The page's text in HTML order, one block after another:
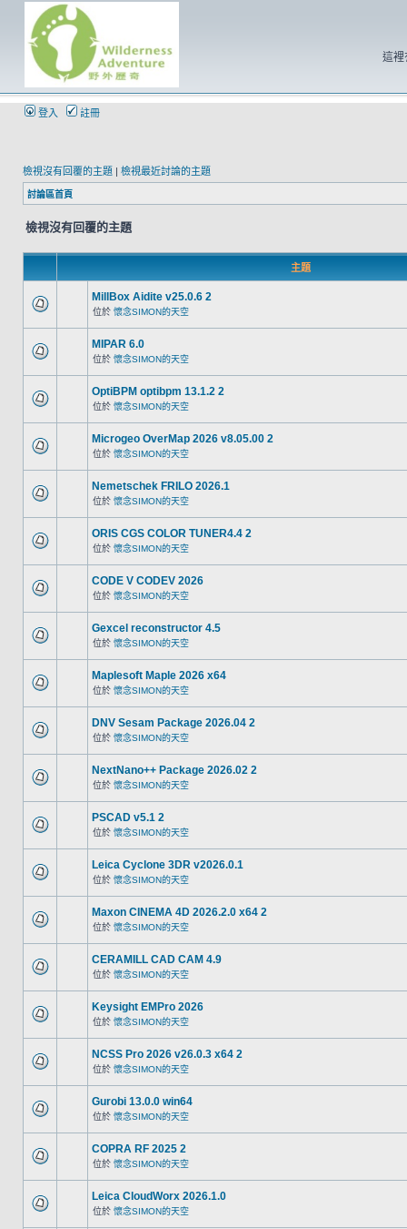
這裡
登入 註冊
檢視沒有回覆的主題 | 檢視最近討論的主題
討論區首頁
檢視沒有回覆的主題
主題
MillBox Aidite v25.0.6 2
位於 懷念SIMON的天空
MIPAR 6.0
位於 懷念SIMON的天空
OptiBPM optibpm 13.1.2 2
位於 懷念SIMON的天空
Microgeo OverMap 2026 v8.05.00 2
位於 懷念SIMON的天空
Nemetschek FRILO 2026.1
位於 懷念SIMON的天空
ORIS CGS COLOR TUNER4.4 2
位於 懷念SIMON的天空
CODE V CODEV 2026
位於 懷念SIMON的天空
Gexcel reconstructor 4.5
位於 懷念SIMON的天空
Maplesoft Maple 2026 x64
位於 懷念SIMON的天空
DNV Sesam Package 2026.04 2
位於 懷念SIMON的天空
NextNano++ Package 2026.02 2
位於 懷念SIMON的天空
PSCAD v5.1 2
位於 懷念SIMON的天空
Leica Cyclone 3DR v2026.0.1
位於 懷念SIMON的天空
Maxon CINEMA 4D 2026.2.0 x64 2
位於 懷念SIMON的天空
CERAMILL CAD CAM 4.9
位於 懷念SIMON的天空
Keysight EMPro 2026
位於 懷念SIMON的天空
NCSS Pro 2026 v26.0.3 x64 2
位於 懷念SIMON的天空
Gurobi 13.0.0 win64
位於 懷念SIMON的天空
COPRA RF 2025 2
位於 懷念SIMON的天空
Leica CloudWorx 2026.1.0
位於 懷念SIMON的天空